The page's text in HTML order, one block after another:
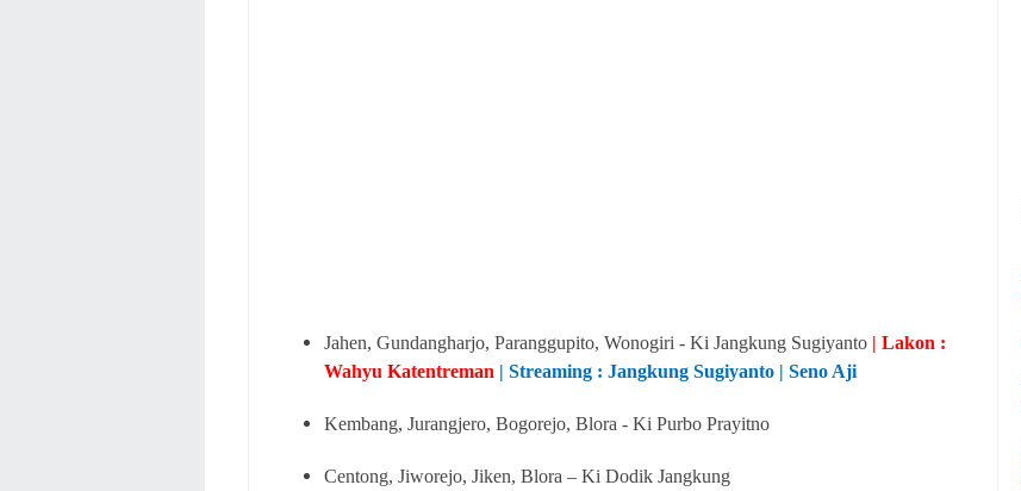
Jahen, Gundangharjo, Paranggupito, Wonogiri - Ki Jangkung Sugiyanto | Lakon :
Wahyu Katentreman | Streaming : Jangkung Sugiyanto | Seno Aji
Kembang, Jurangjero, Bogorejo, Blora - Ki Purbo Prayitno
Centong, Jiworejo, Jiken, Blora – Ki Dodik Jangkung